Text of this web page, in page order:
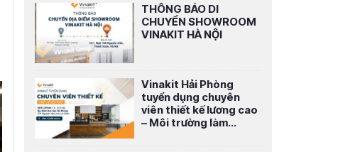
THÔNG BÁO DI
CHUYỂN SHOWROOM
VINAKIT HÀ NỘI
Vinakit Hải Phòng
tuyển dụng chuyên
viên thiết kế lương cao
– Môi trường làm...